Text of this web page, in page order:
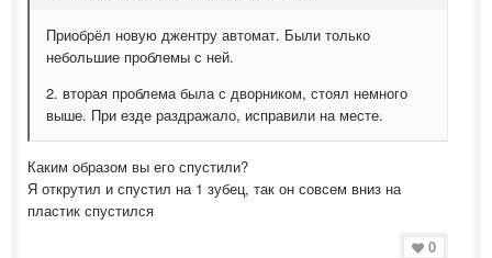
Приобрёл новую джентру автомат. Были только
небольшие проблемы с ней.
2. вторая проблема была с дворником, стоял немного
выше. При езде раздражало, исправили на месте.
Каким образом вы его спустили?
Я открутил и спустил на 1 зубец, так он совсем вниз на
пластик спустился
0